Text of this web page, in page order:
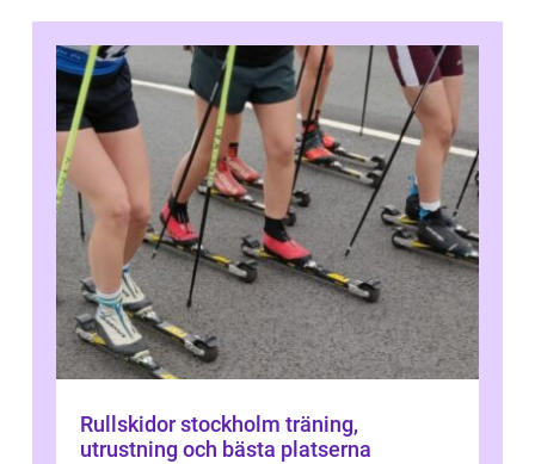
Rullskidor stockholm träning,
utrustning och bästa platserna